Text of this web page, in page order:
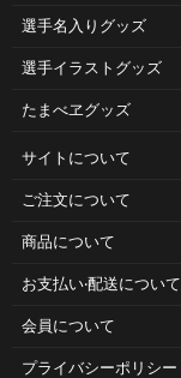
選手名入りグッズ
選手イラストグッズ
たまべヱグッズ
サイトについて
ご注⽂について
商品について
お⽀払い‧配送について
会員について
プライバシーポリシー